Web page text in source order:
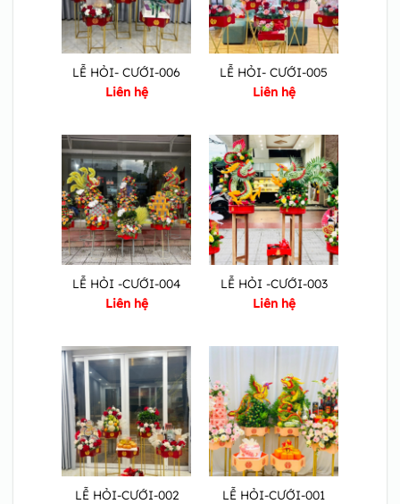
LỄ HỎI- CƯỚI-006
Liên hệ
LỄ HỎI- CƯỚI-005
Liên hệ
LỄ HỎI -CƯỚI-004
Liên hệ
LỄ HỎI -CƯỚI-003
Liên hệ
LỄ HỎI-CƯỚI-002
LỄ HỎI-CƯỚI-001